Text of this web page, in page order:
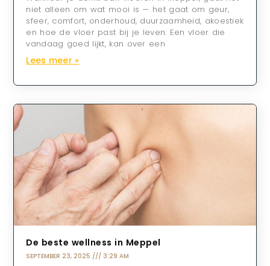
niet alleen om wat mooi is — het gaat om geur,
sfeer, comfort, onderhoud, duurzaamheid, akoestiek
en hoe de vloer past bij je leven. Een vloer die
vandaag goed lijkt, kan over een
Lees meer »
De beste wellness in Meppel
SEPTEMBER 23, 2025 3:29 AM